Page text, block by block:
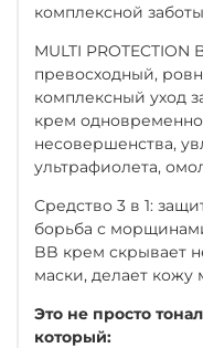
комплексной
MULTI
превосходный,
комплексный уход
крем
несовершенства,
ультрафиолета,
Средство 3 в 1:
борьба с
BB крем скрывает
маски, делает кожу
Это не просто
который: